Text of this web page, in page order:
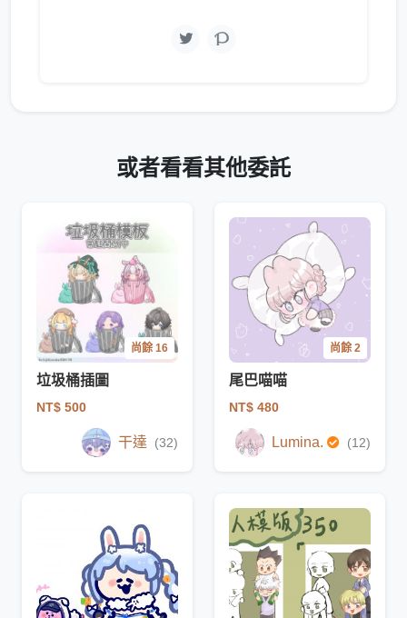
或者看看其他委託
尚餘 16
垃圾桶插圖
NT$ 500
干達 (32)
尚餘 2
尾巴喵喵
NT$ 480
Lumina. (12)